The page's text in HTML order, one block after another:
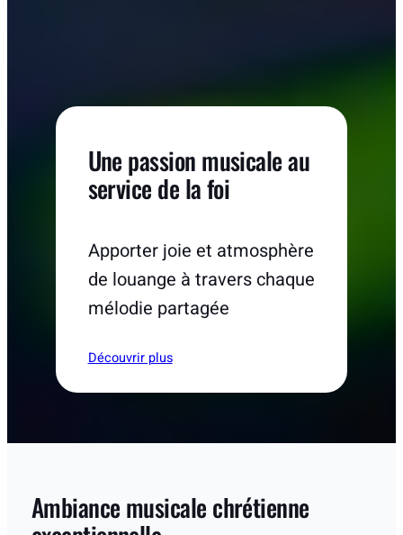
Une passion musicale au
service de la foi
Apporter joie et atmosphère
de louange à travers chaque
mélodie partagée
Découvrir plus
Ambiance musicale chrétienne